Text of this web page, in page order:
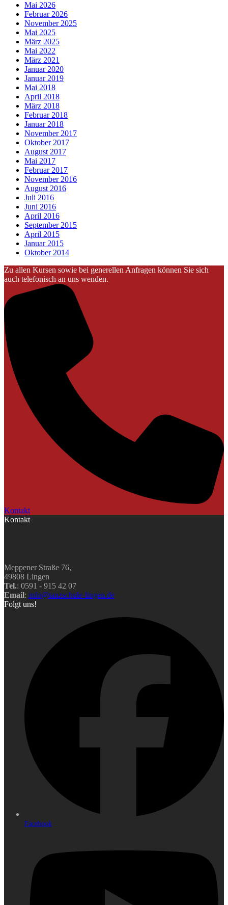
Mai 2026
Februar 2026
November 2025
Mai 2025
März 2025
Mai 2022
März 2021
Januar 2020
Januar 2019
Mai 2018
April 2018
März 2018
Februar 2018
Januar 2018
November 2017
Oktober 2017
August 2017
Mai 2017
Februar 2017
November 2016
August 2016
Juli 2016
Juni 2016
April 2016
September 2015
April 2015
Januar 2015
Oktober 2014
Zu allen Kursen sowie bei generellen Anfragen können Sie sich
auch telefonisch an uns wenden.
Kontakt
Kontakt
Meppener Straße 76,
49808 Lingen
Tel.: 0591 - 915 42 07
Email: info@tanzschule-lingen.de
Folgt uns!
Facebook